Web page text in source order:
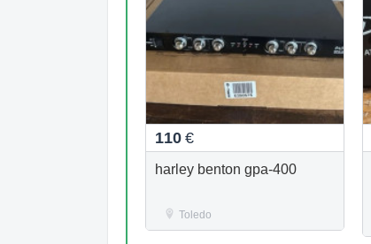
110 €
harley benton gpa-400
Toledo